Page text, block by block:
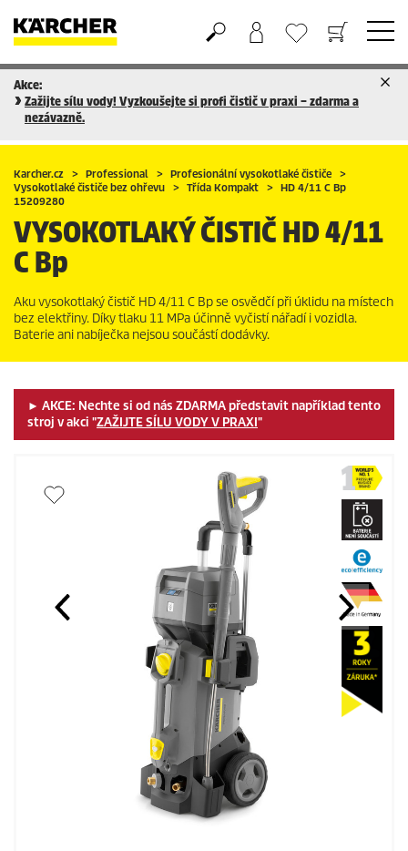
Nákupní košík
Seznam oblíbených produktů
Akce:
Zažijte sílu vody! Vyzkoušejte si profi čistič v praxi – zdarma a
nezávazně.
Karcher.cz Professional
Profesionální vysokotlaké čističe
Vysokotlaké čističe bez ohřevu
Třída Kompakt
HD 4/11 C Bp
15209280
VYSOKOTLAKÝ ČISTIČ HD 4/11
C Bp
Aku vysokotlaký čistič HD 4/11 C Bp se osvědčí při úklidu na místech
bez elektřiny. Díky tlaku 11 MPa účinně vyčistí nářadí i vozidla.
Baterie ani nabíječka nejsou součástí dodávky.
► AKCE: Nechte si od nás ZDARMA představit například tento
stroj v akci "ZAŽIJTE SÍLU VODY V PRAXI"